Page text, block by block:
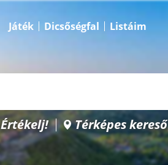
Játék Dicsőségfal Listáim
Értékelj! Térképes kereső